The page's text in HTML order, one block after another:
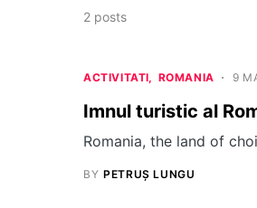
2 posts
ACTIVITATI ROMANIA 9
Imnul turistic al
Romania, the land of
BY PETRUȘ LUNGU